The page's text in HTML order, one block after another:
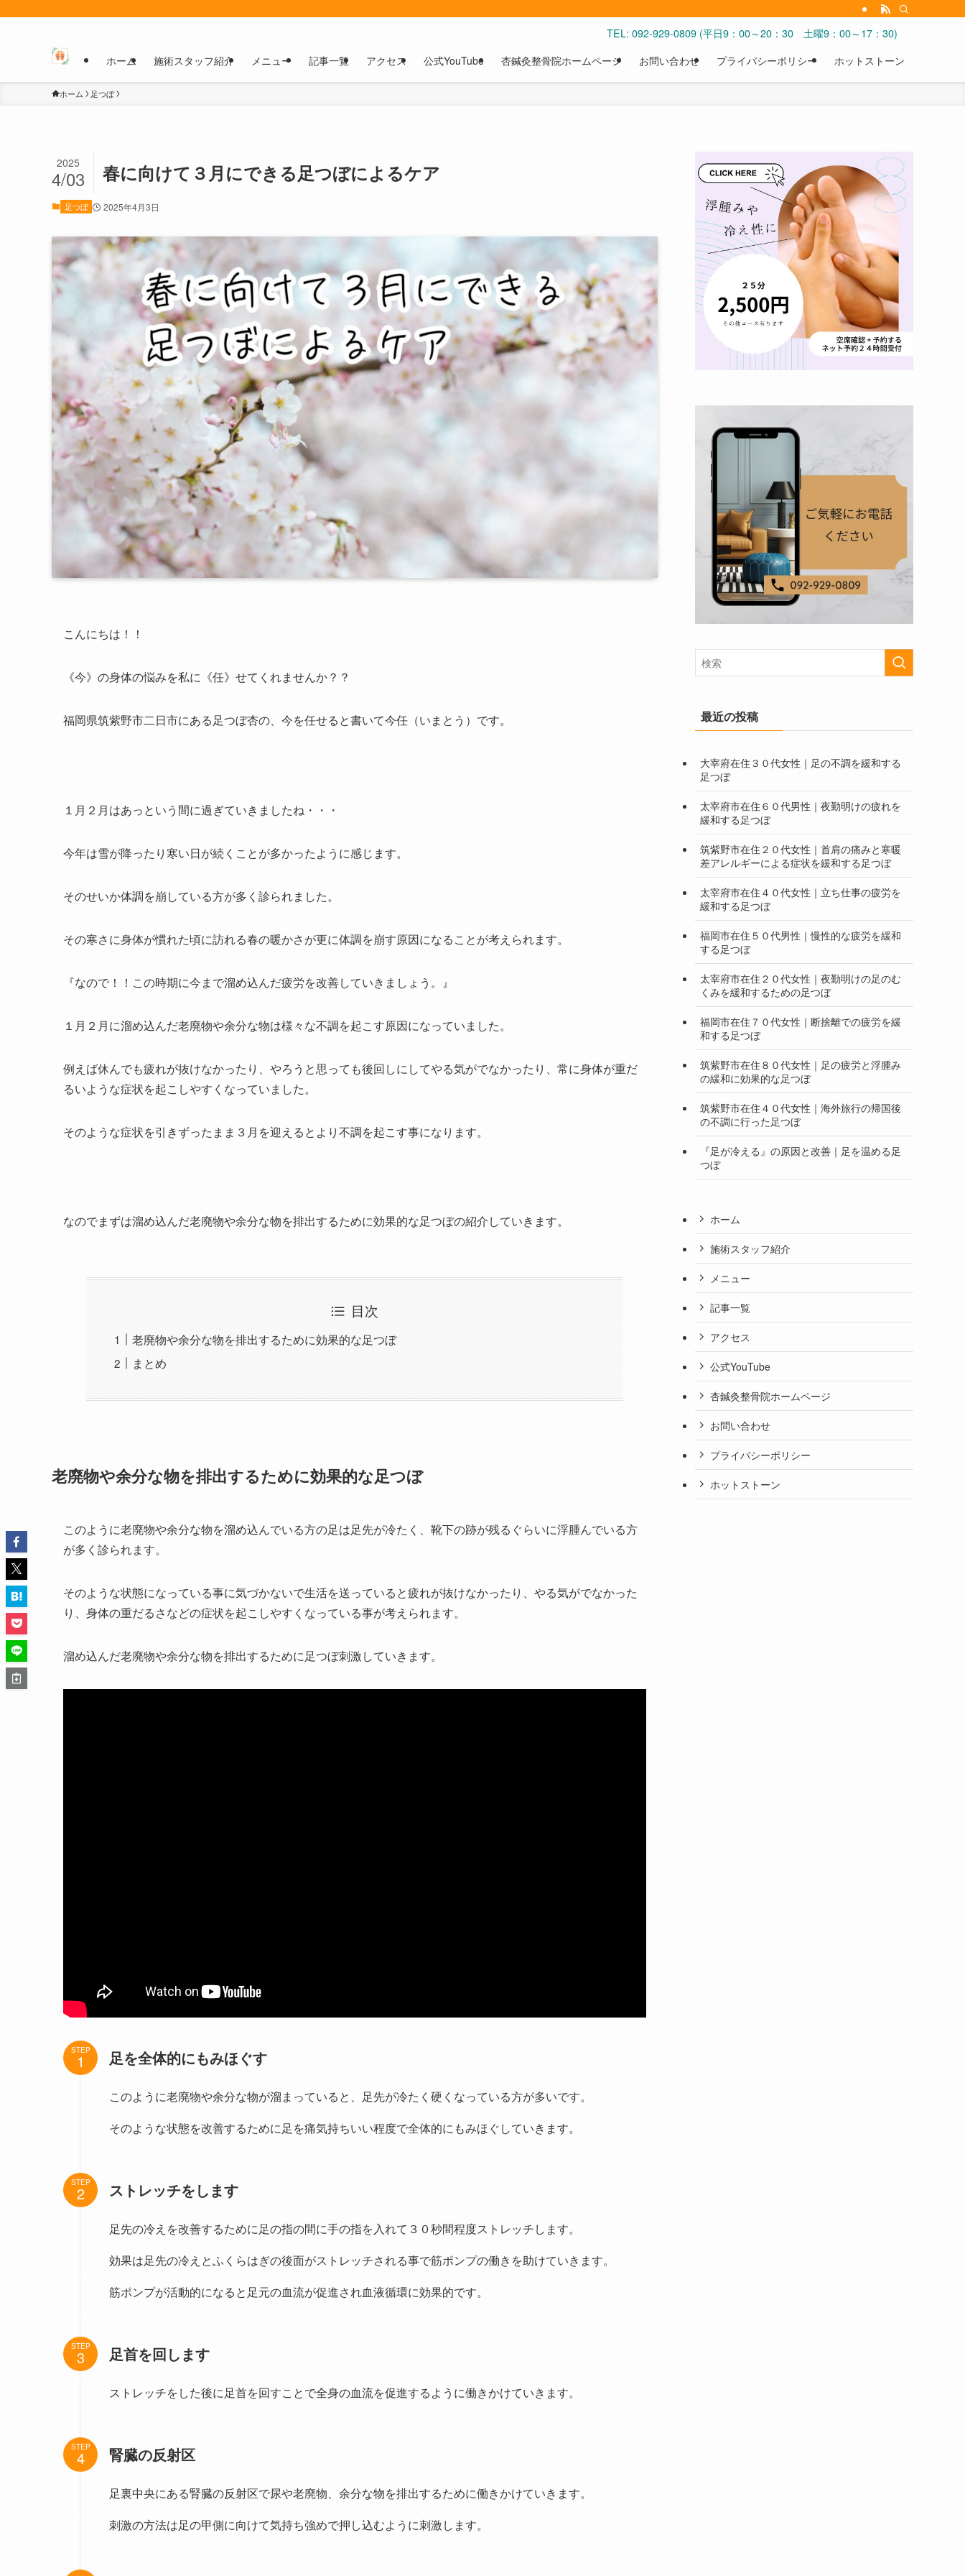
ホーム 施術スタッフ紹介 メニュー 記事一覧 アクセス 公式YouTube 杏鍼灸整骨院ホームページ お問い合わせ プライバシーポリシー ホットストーン
TEL: 092-929-0809 (平日9：00～20：30 土曜9：00～17：30)
ホーム 足つぼ
春に向けて３月にできる足つぼによるケア
2025
4/03
足つぼ 2025年4月3日
こんにちは！！
《今》の身体の悩みを私に《任》せてくれませんか？？
福岡県筑紫野市二日市にある足つぼ杏の、今を任せると書いて今任（いまとう）です。
１月２月はあっという間に過ぎていきましたね・・・
今年は雪が降ったり寒い日が続くことが多かったように感じます。
そのせいか体調を崩している方が多く診られました。
その寒さに身体が慣れた頃に訪れる春の暖かさが更に体調を崩す原因になることが考えられます。
『なので！！この時期に今まで溜め込んだ疲労を改善していきましょう。』
１月２月に溜め込んだ老廃物や余分な物は様々な不調を起こす原因になっていました。
例えば休んでも疲れが抜けなかったり、やろうと思っても後回しにしてやる気がでなかったり、常に身体が重だ
るいような症状を起こしやすくなっていました。
そのような症状を引きずったまま３月を迎えるとより不調を起こす事になります。
なのでまずは溜め込んだ老廃物や余分な物を排出するために効果的な足つぼの紹介していきます。
目次
老廃物や余分な物を排出するために効果的な足つぼ
まとめ
老廃物や余分な物を排出するために効果的な足つぼ
このように老廃物や余分な物を溜め込んでいる方の足は足先が冷たく、靴下の跡が残るぐらいに浮腫んでいる方
が多く診られます。
そのような状態になっている事に気づかないで生活を送っていると疲れが抜けなかったり、やる気がでなかった
り、身体の重だるさなどの症状を起こしやすくなっている事が考えられます。
溜め込んだ老廃物や余分な物を排出するために足つぼ刺激していきます。
STEP 足を全体的にもみほぐす
このように老廃物や余分な物が溜まっていると、足先が冷たく硬くなっている方が多いです。
そのような状態を改善するために足を痛気持ちいい程度で全体的にもみほぐしていきます。
STEP ストレッチをします
足先の冷えを改善するために足の指の間に手の指を入れて３０秒間程度ストレッチします。
効果は足先の冷えとふくらはぎの後面がストレッチされる事で筋ポンプの働きを助けていきます。
筋ポンプが活動的になると足元の血流が促進され血液循環に効果的です。
STEP 足首を回します
ストレッチをした後に足首を回すことで全身の血流を促進するように働きかけていきます。
STEP 腎臓の反射区
足裏中央にある腎臓の反射区で尿や老廃物、余分な物を排出するために働きかけていきます。
刺激の方法は足の甲側に向けて気持ち強めで押し込むように刺激します。
最近の投稿
大宰府在住３０代女性｜足の不調を緩和する
足つぼ
太宰府市在住６０代男性｜夜勤明けの疲れを
緩和する足つぼ
筑紫野市在住２０代女性｜首肩の痛みと寒暖
差アレルギーによる症状を緩和する足つぼ
太宰府市在住４０代女性｜立ち仕事の疲労を
緩和する足つぼ
福岡市在住５０代男性｜慢性的な疲労を緩和
する足つぼ
太宰府市在住２０代女性｜夜勤明けの足のむ
くみを緩和するための足つぼ
福岡市在住７０代女性｜断捨離での疲労を緩
和する足つぼ
筑紫野市在住８０代女性｜足の疲労と浮腫み
の緩和に効果的な足つぼ
筑紫野市在住４０代女性｜海外旅行の帰国後
の不調に行った足つぼ
『足が冷える』の原因と改善｜足を温める足
つぼ
ホーム
施術スタッフ紹介
メニュー
記事一覧
アクセス
公式YouTube
杏鍼灸整骨院ホームページ
お問い合わせ
プライバシーポリシー
ホットストーン